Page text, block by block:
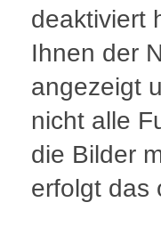
deaktiviert
Ihnen der
angezeigt
nicht alle
die Bilder
erfolgt das